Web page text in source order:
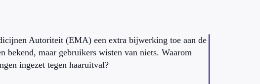
Autoriteit (EMA) een extra bijwerking toe aan de
bekend, maar gebruikers wisten van niets. Waarom
ingezet tegen haaruitval?